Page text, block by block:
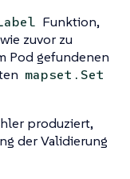
Funktion,
zuvor zu
Pod gefundenen
mapset.Set
produziert,
der Validierung